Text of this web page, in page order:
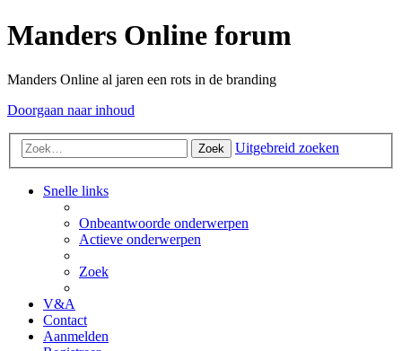
Manders Online forum
Manders Online al jaren een rots in de branding
Doorgaan naar inhoud
Zoek Uitgebreid zoeken
Snelle links
Onbeantwoorde onderwerpen
Actieve onderwerpen
Zoek
V&A
Contact
Aanmelden